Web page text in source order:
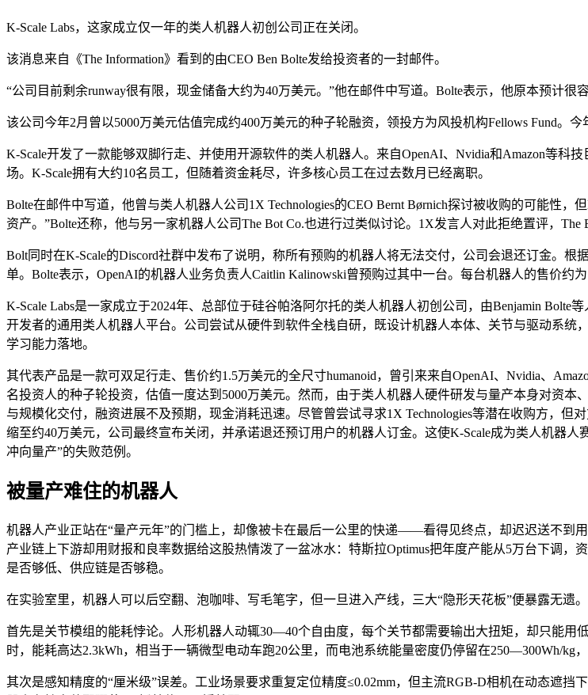
K-Scale Labs，这家成立仅一年的类人机器人初创公司正在关闭。
该消息来自《The Information》看到的由CEO Ben Bolte发给投资者的一封邮件。
“公司目前剩余runway很有限，现金储备大约为40万美元。”他在邮件中写道。Bolte表示，他原本预计很
该公司今年2月曾以5000万美元估值完成约400万美元的种子轮融资，领投方为风投机构Fellows Fund。今
K-Scale开发了一款能够双脚行走、并使用开源软件的类人机器人。来自OpenAI、Nvidia和Amazon等
场。K-Scale拥有大约10名员工，但随着资金耗尽，许多核心员工在过去数月已经离职。
Bolte在邮件中写道，他曾与类人机器人公司1X Technologies的CEO Bernt Børnich探讨被收购的可能性
资产。”Bolte还称，他与另一家机器人公司The Bot Co.也进行过类似讨论。1X发言人对此拒绝置评，The
Bolt同时在K-Scale的Discord社群中发布了说明，称所有预购的机器人将无法交付，公司会退还订金。
单。Bolte表示，OpenAI的机器人业务负责人Caitlin Kalinowski曾预购过其中一台。每台机器人的售价约
K-Scale Labs是一家成立于2024年、总部位于硅谷帕洛阿尔托的类人机器人初创公司，由Benjamin
开发者的通用类人机器人平台。公司尝试从硬件到软件全栈自研，既设计机器人本体、关节与驱动系统
学习能力落地。
其代表产品是一款可双足行走、售价约1.5万美元的全尺寸humanoid，曾引来来自OpenAI、Nvidia、
名投资人的种子轮投资，估值一度达到5000万美元。然而，由于类人机器人硬件研发与量产本身对资
与规模化交付，融资进展不及预期，现金消耗迅速。尽管曾尝试寻求1X Technologies等潜在收购方，
缩至约40万美元，公司最终宣布关闭，并承诺退还预订用户的机器人订金。这使K-Scale成为类人机器
冲向量产”的失败范例。
被量产难住的机器人
机器人产业正站在“量产元年”的门槛上，却像被卡在最后一公里的快递——看得见终点，却迟迟送不到
产业链上下游却用财报和良率数据给这股热情泼了一盆冰水：特斯拉Optimus把年度产能从5万台下调
是否够低、供应链是否够稳。
在实验室里，机器人可以后空翻、泡咖啡、写毛笔字，但一旦进入产线，三大“隐形天花板”便暴露无遗。
首先是关节模组的能耗悖论。人形机器人动辄30—40个自由度，每个关节都需要输出大扭矩，却只能用
时，能耗高达2.3kWh，相当于一辆微型电动车跑20公里，而电池系统能量密度仍停留在250—300Wh/kg
其次是感知精度的“厘米级”误差。工业场景要求重复定位精度≤0.02mm，但主流RGB-D相机在动态遮